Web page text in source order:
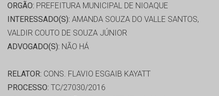
ORGÃO: PREFEITURA MUNICIPAL DE NIOAQUE
INTERESSADO(S): AMANDA SOUZA DO VALLE SANTOS,
VALDIR COUTO DE SOUZA JÚNIOR
ADVOGADO(S): NÃO HÁ
RELATOR: CONS. FLAVIO ESGAIB KAYATT
PROCESSO: TC/27030/2016